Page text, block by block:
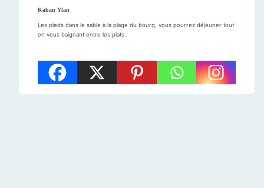
Kaban Ylan
Les pieds dans le sable à la plage du bourg, vous pourrez déjeuner tout
en vous baignant entre les plats.